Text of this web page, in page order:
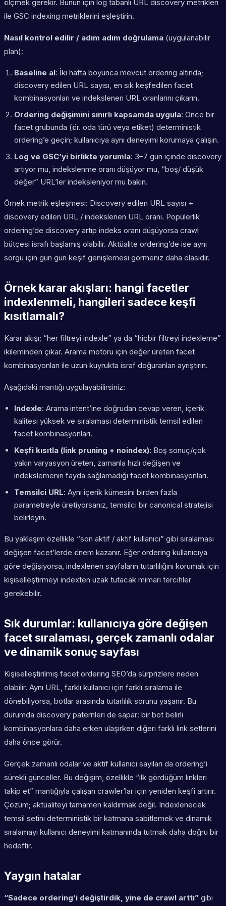
ölçmek gerekir. Bunun için log tabanlı URL discovery metrikleri
ile GSC indexing metriklerini eşleştirin.
Nasıl kontrol edilir / adım adım doğrulama (uygulanabilir
plan):
Baseline al: İki hafta boyunca mevcut ordering altında;
discovery edilen URL sayısı, en sık keşfedilen facet
kombinasyonları ve indekslenen URL oranlarını çıkarın.
Ordering değişimini sınırlı kapsamda uygula: Önce bir
facet grubunda (ör. oda türü veya etiket) deterministik
ordering’e geçin; kullanıcıya aynı deneyimi korumaya çalışın.
Log ve GSC’yi birlikte yorumla: 3–7 gün içinde discovery
artıyor mu, indekslenme oranı düşüyor mu, “boş/ düşük
değer” URL’ler indeksleniyor mu bakın.
Örnek metrik eşleşmesi: Discovery edilen URL sayısı +
discovery edilen URL / indekslenen URL oranı. Popülerlik
ordering’de discovery artıp indeks oranı düşüyorsa crawl
bütçesi israfı başlamış olabilir. Aktüalite ordering’de ise aynı
sorgu için gün gün keşif genişlemesi görmeniz daha olasıdır.
Örnek karar akışları: hangi facetler
indexlenmeli, hangileri sadece keşfi
kısıtlamalı?
Karar akışı; “her filtreyi indexle” ya da “hiçbir filtreyi indexleme”
ikileminden çıkar. Arama motoru için değer üreten facet
kombinasyonları ile uzun kuyrukta israf doğuranları ayrıştırın.
Aşağıdaki mantığı uygulayabilirsiniz:
Indexle: Arama intent’ine doğrudan cevap veren, içerik
kalitesi yüksek ve sıralaması deterministik temsil edilen
facet kombinasyonları.
Keşfi kısıtla (link pruning + noindex): Boş sonuç/çok
yakın varyasyon üreten, zamanla hızlı değişen ve
indekslemenin fayda sağlamadığı facet kombinasyonları.
Temsilci URL: Aynı içerik kümesini birden fazla
parametreyle üretiyorsanız, temsilci bir canonical stratejisi
belirleyin.
Bu yaklaşım özellikle “son aktif / aktif kullanıcı” gibi sıralaması
değişen facet’lerde önem kazanır. Eğer ordering kullanıcıya
göre değişiyorsa, indexlenen sayfaların tutarlılığını korumak için
kişiselleştirmeyi indexten uzak tutacak mimari tercihler
gerekebilir.
Sık durumlar: kullanıcıya göre değişen
facet sıralaması, gerçek zamanlı odalar
ve dinamik sonuç sayfası
Kişiselleştirilmiş facet ordering SEO’da sürprizlere neden
olabilir. Aynı URL, farklı kullanıcı için farklı sıralama ile
dönebiliyorsa, botlar arasında tutarlılık sorunu yaşanır. Bu
durumda discovery paternleri de sapar: bir bot belirli
kombinasyonlara daha erken ulaşırken diğeri farklı link setlerini
daha önce görür.
Gerçek zamanlı odalar ve aktif kullanıcı sayıları da ordering’i
sürekli günceller. Bu değişim, özellikle “ilk gördüğüm linkleri
takip et” mantığıyla çalışan crawler’lar için yeniden keşfi artırır.
Çözüm; aktüaliteyi tamamen kaldırmak değil. Indexlenecek
temsil setini deterministik bir katmana sabitlemek ve dinamik
sıralamayı kullanıcı deneyimi katmanında tutmak daha doğru bir
hedeftir.
Yaygın hatalar
“Sadece ordering’i değiştirdik, yine de crawl arttı” gibi